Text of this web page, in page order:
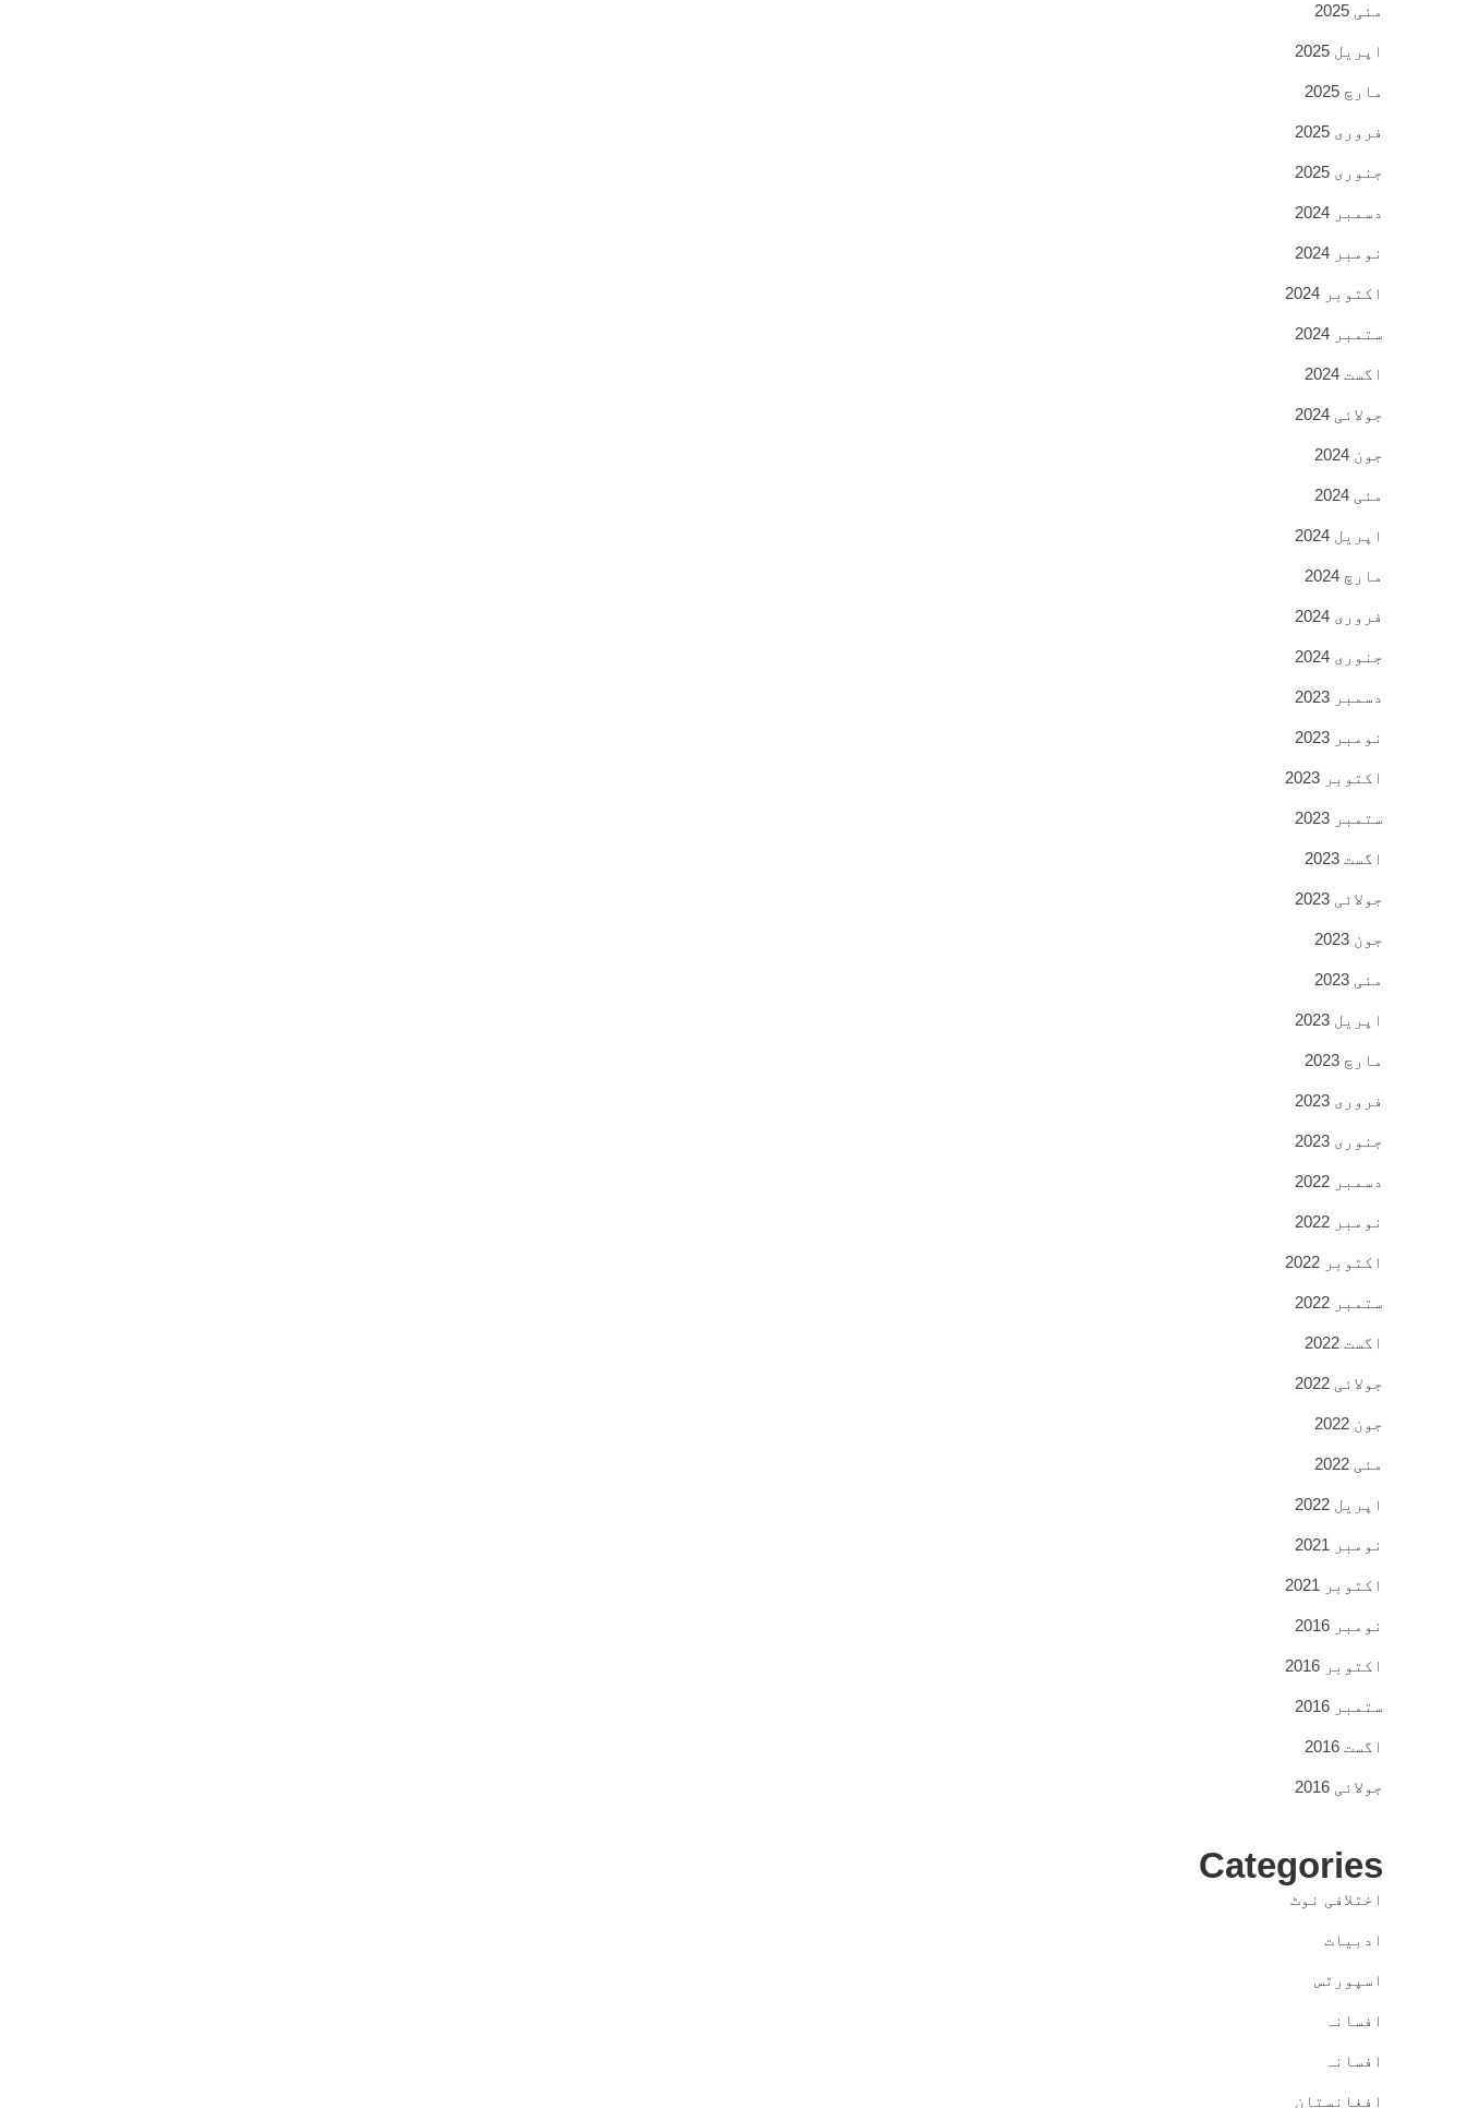
مئی 2025
اپریل 2025
مارچ 2025
فروری 2025
جنوری 2025
دسمبر 2024
نومبر 2024
اکتوبر 2024
ستمبر 2024
اگست 2024
جولائی 2024
جون 2024
مئی 2024
اپریل 2024
مارچ 2024
فروری 2024
جنوری 2024
دسمبر 2023
نومبر 2023
اکتوبر 2023
ستمبر 2023
اگست 2023
جولائی 2023
جون 2023
مئی 2023
اپریل 2023
مارچ 2023
فروری 2023
جنوری 2023
دسمبر 2022
نومبر 2022
اکتوبر 2022
ستمبر 2022
اگست 2022
جولائی 2022
جون 2022
مئی 2022
اپریل 2022
نومبر 2021
اکتوبر 2021
نومبر 2016
اکتوبر 2016
ستمبر 2016
اگست 2016
جولائی 2016
Categories
اختلافی نوٹ
ادبیات
اسپورٹس
افسانہ
افسانہ
افغانستان